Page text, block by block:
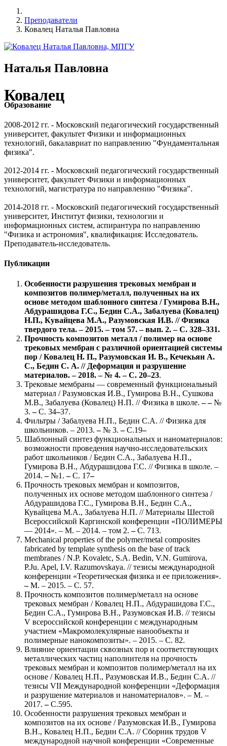
Преподаватели
Ковалец Наталья Павловна
Наталья Павловна
Ковалец
Образование
2008-2012 гг. - Московский педагогический государственный
университет, факультет Физики и информационных
технологий, бакалавриат по направлению "Фундаментальная
физика".
2012-2014 гг. - Московский педагогический государственный
университет, факультет Физики и информационных
технологий, магистратура по направлению "Физика".
2014-2018 гг. - Московский педагогический государственный
университет, Институт физики, технологии и
информационных систем, аспирантура по направлению
"Физика и астрономия", квалификация: Исследователь.
Преподаватель-исследователь.
Публикации
Особенности разрушения трековых мембран и
композитов полимер/металл, полученных на их
основе методом шаблонного синтеза / Гумирова В.Н.,
Абдурашидова Г.С., Бедин С.А., Забалуева (Ковалец)
Н.П., Кувайцева М.А., Разумовская И.В. // Физика
твердого тела. – 2015. – том 57. – вып. 2. – С. 328–331.
Прочность композитов металл / полимер на основе
трековых мембран с различной ориентацией системы
пор / Ковалец Н. П., Разумовская И. В., Кечекьян А.
С., Бедин С. А. // Деформация и разрушение
материалов. – 2018. – № 4. – С. 20–23.
Трековые мембраны — современный функциональный
материал / Разумовская И.В., Гумирова В.Н., Сушкова
М.В., Забалуева (Ковалец) Н.П. // Физика в школе.– –№
3.–С. 34–37.
Фильтры / Забалуева Н.П., Бедин С.А. // Физика для
школьников. – 2013.–№ 3.–С.19–
Шаблонный синтез функциональных и наноматериалов:
возможности проведения научно-исследовательских
работ школьников / Бедин С.А., Забалуева Н.П.,
Гумирова В.Н., Абдурашидова Г.С. // Физика в школе. –
2014.–№1.–С. 17–
Прочность трековых мембран и композитов,
полученных их основе методом шаблонного синтеза /
Абдурашидова Г.С., Гумирова В.Н., Бедин С.А.,
Кувайцева М.А., Забалуева Н.П. // Материалы Шестой
Всероссийской Каргинской конференции «ПОЛИМЕРЫ
— 2014». – М. – 2014. – том 2.–С. 713.
Mechanical properties of the polymer/metal composites
fabricated by template synthesis on the base of track
membranes / N.P. Kovaletc, S.A. Bedin, V.N. Gumirova,
P.Ju. Apel, I.V. Razumovskaya. // тезисы международной
конференции «Теоретическая физика и ее приложения».
–М. – 2015. – С. 57.
Прочность композитов полимер/металл на основе
трековых мембран / Ковалец Н.П., Абдурашидова Г.С.,
Бедин С.А., Гумирова В.Н., Разумовская И.В. // тезисы
V всероссийской конференции с международным
участием «Макромолекулярные нанообъекты и
полимерные нанокомпозиты». – 2015. – С. 82.
Влияние ориентации сквозных пор и соответствующих
металлических частиц наполнителя на прочность
трековых мембран и композитов полимер/металл на их
основе / Ковалец Н.П., Разумовская И.В., Бедин С.А. //
тезисы VII Международной конференции «Деформация
и разрушение материалов и наноматериалов». – М. –
2017.–С.595.
Особенности разрушения трековых мембран и
композитов на их основе / Разумовская И.В., Гумирова
В.Н., Ковалец Н.П., Бедин С.А. // Сборник трудов V
международной научной конференции «Современные